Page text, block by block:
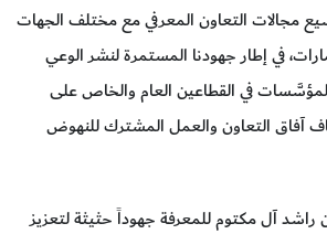
مجالات التعاون المعرفي مع مختلف الجهات
في إطار جهودنا المستمرة لنشر الوعي
في القطاعين العام والخاص على
آفاق التعاون والعمل المشترك للنهوض
آل مكتوم للمعرفة جهوداً حثيثة لتعزيز